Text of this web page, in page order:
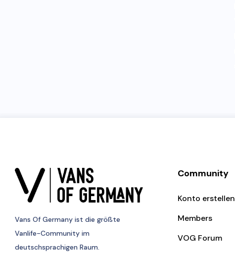
Vans Of Germany ist die größte
Vanlife-Community im
deutschsprachigen Raum.
Community
Konto erstellen
Members
VOG Forum